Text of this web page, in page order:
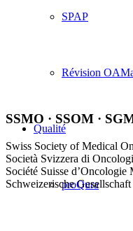
SPAP
Révision
Qualité
proQura
SSMO · SSOM ·
Swiss Society of Medical
Società Svizzera di
Société Suisse d’Oncologie
Schweizerische